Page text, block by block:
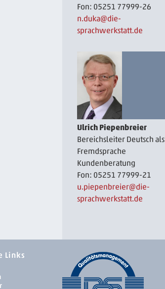
Fon: 05251 77999-26
n.duka@die-
sprachwerkstatt.de
Ulrich Piepenbreier
Bereichsleiter Deutsch als
Fremdsprache
Kundenberatung
Fon: 05251 77999-21
u.piepenbreier@die-
sprachwerkstatt.de
Links